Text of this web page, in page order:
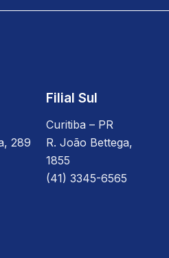
289
Filial Sul
Curitiba – PR
R. João Bettega,
1855
(41) 3345-6565